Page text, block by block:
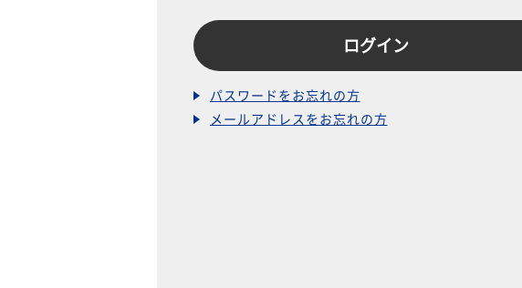
パスワードをお忘れの方
メールアドレスをお忘れの方